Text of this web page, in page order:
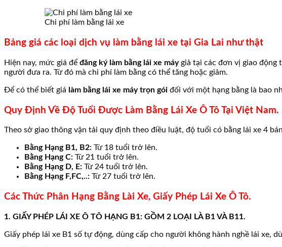
Chi phí làm bằng lái xe
Bảng giá các loại dịch vụ làm bằng lái xe tại Gia Lai như thật
Hiện nay, mức giá để đăng ký làm bằng lái xe máy giả tại các đơn vị giao động
người đưa ra. Từ đó mà chi phí làm bằng có thể tăng hoặc giảm.
Để có thể biết giá làm bằng lái xe máy trọn gói đối với một hạng bằng là bao
Quy Định Về Độ Tuổi Được Làm Bằng Lái Xe Ô Tô Tại Việt Nam.
Theo sở giao thông vận tải quy định theo điều luật, độ tuổi có bằng lái xe 4
Bằng Hạng B1, B2: Từ 18 tuổi trở lên.
Bằng Hạng C: Từ 21 tuổi trở lên.
Bằng Hạng D, E: Từ 24 tuổi trở lên.
Bằng Hạng F,FC,..: Từ 27 tuổi trở lên.
Các Thức Phân Hạng Bằng Lài Xe, Giấy Phép Lái Xe Ô Tô.
1. GIẤY PHÉP LÁI XE Ô TÔ HẠNG B1: GỒM 2 LOẠI LÀ B1 VÀ B11.
Giấy phép lái xe B1 số tự động, dùng cấp cho người không hành nghề lái xe,